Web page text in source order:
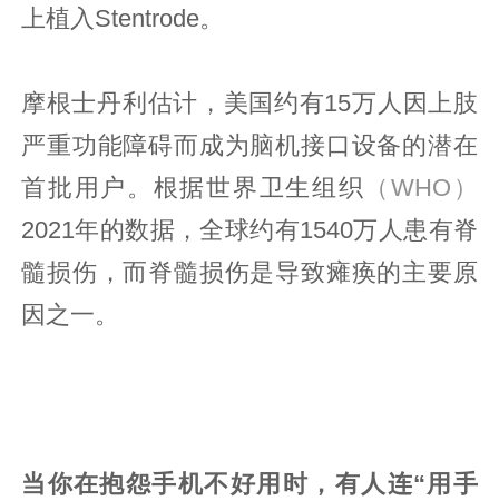
上植入Stentrode。
摩根士丹利估计，美国约有15万人因上肢
严重功能障碍而成为脑机接口设备的潜在
首批用户。根据世界卫生组织
（WHO）
2021年的数据，全球约有1540万人患有脊
髓损伤，而脊髓损伤是导致瘫痪的主要原
因之一。
当你在抱怨手机不好用时，有人连“用手